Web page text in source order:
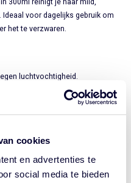
cookies
en advertenties te
social media te bieden
voor dagelijks gebruik om
het te verzwaren.
luchtvochtigheid.
in.